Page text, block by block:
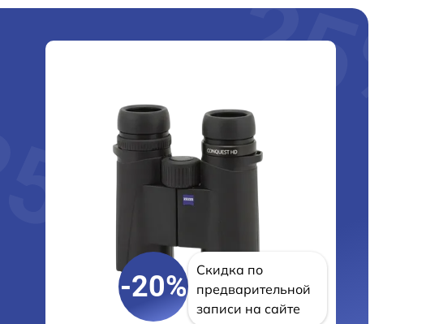
-20%
Скидка по
предварительной
записи на сайте